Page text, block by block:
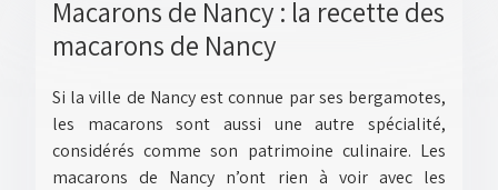
Macarons de Nancy : la recette des
macarons de Nancy
Si la ville de Nancy est connue par ses bergamotes,
les macarons sont aussi une autre spécialité,
considérés comme son patrimoine culinaire. Les
macarons de Nancy n’ont rien à voir avec les